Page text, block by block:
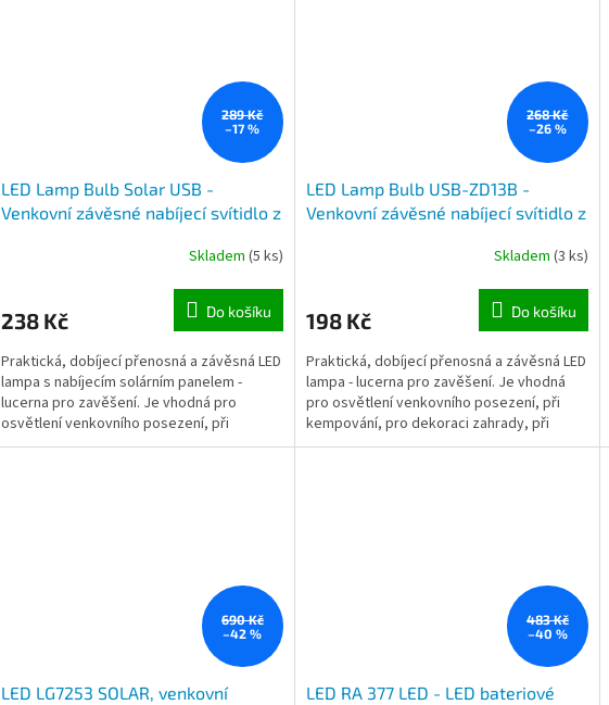
289 Kč
–17 %
LED Lamp Bulb Solar USB -
Venkovní závěsné nabíjecí svítidlo z
Skladem (5 ks)
238 Kč Do košíku
Praktická, dobíjecí přenosná a závěsná LED
lampa s nabíjecím solárním panelem -
lucerna pro zavěšení. Je vhodná pro
osvětlení venkovního posezení, při
kempování, pro dekoraci...
268 Kč
–26 %
LED Lamp Bulb USB-ZD13B -
Venkovní závěsné nabíjecí svítidlo z
Skladem (3 ks)
198 Kč Do košíku
Praktická, dobíjecí přenosná a závěsná LED
lampa - lucerna pro zavěšení. Je vhodná
pro osvětlení venkovního posezení, při
kempování, pro dekoraci zahrady, při
servisu vozidla, u...
690 Kč
–42 %
LED LG7253 SOLAR, venkovní
483 Kč
–40 %
LED RA 377 LED - LED bateriové